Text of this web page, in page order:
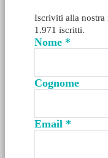
Iscriviti alla nostra
1.971 iscritti.
Nome *
Cognome
Email *